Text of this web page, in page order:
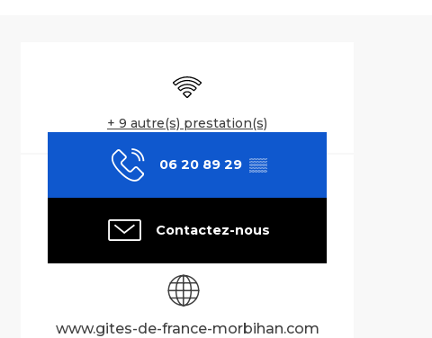
Ouverture et
WiFi
+ 9 autre(s) prestation(s)
06 20 89 29 ▒▒
Contactez-nous
www.gites-de-france-morbihan.com